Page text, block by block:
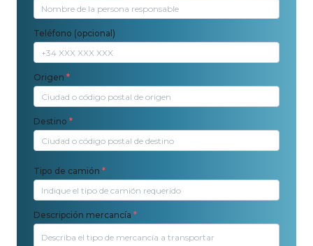
Teléfono (opcional)
Origen *
Destino *
Tipo de camión *
Descripción mercancía *